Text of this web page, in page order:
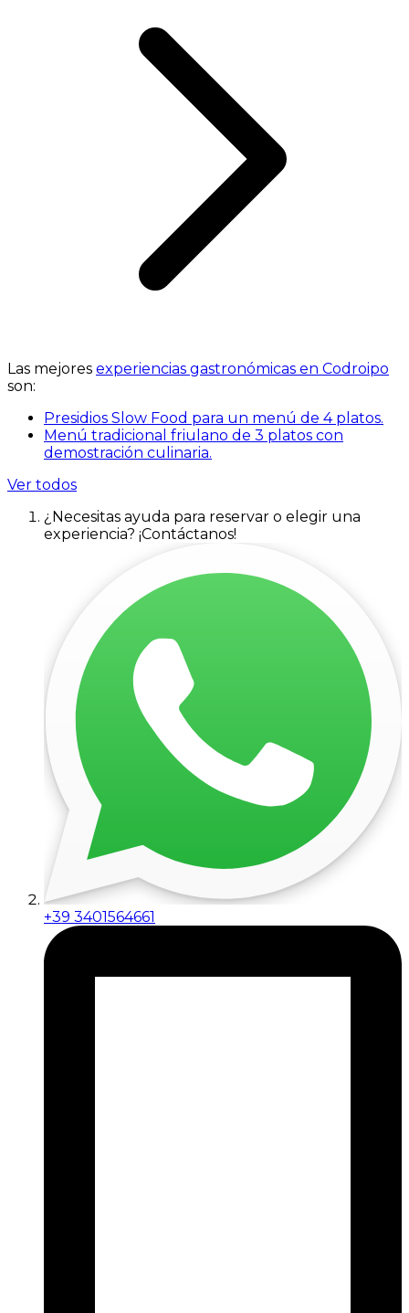
Las mejores experiencias gastronómicas en Codroipo
son:
Presidios Slow Food para un menú de 4 platos.
Menú tradicional friulano de 3 platos con
demostración culinaria.
Ver todos
¿Necesitas ayuda para reservar o elegir una
experiencia? ¡Contáctanos!
+39 3401564661